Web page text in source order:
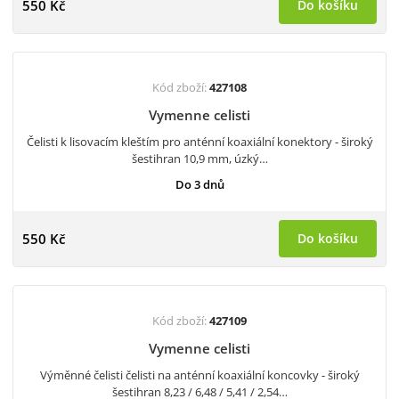
550 Kč Do košíku
Kód zboží:427108
Vymenne celisti
Čelisti k lisovacím kleštím pro anténní koaxiální konektory - široký
šestihran 10,9 mm, úzký…
Do 3 dnů
550 Kč Do košíku
Kód zboží:427109
Vymenne celisti
Výměnné čelisti čelisti na anténní koaxiální koncovky - široký
šestihran 8,23 / 6,48 / 5,41 / 2,54…